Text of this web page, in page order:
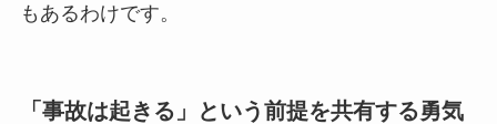
もあるわけです。
「事故は起きる」という前提を共有する勇気